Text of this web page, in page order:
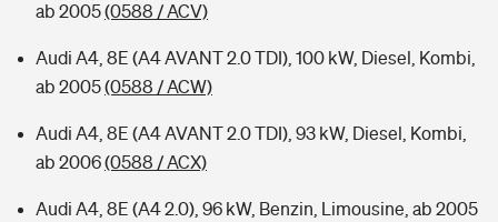
ab 2005(0588 / ACV)
Audi A4, 8E (A4 AVANT 2.0 TDI), 100 kW, Diesel, Kombi,
ab 2005(0588 / ACW)
Audi A4, 8E (A4 AVANT 2.0 TDI), 93 kW, Diesel, Kombi,
ab 2006(0588 / ACX)
Audi A4, 8E (A4 2.0), 96 kW, Benzin, Limousine, ab 2005